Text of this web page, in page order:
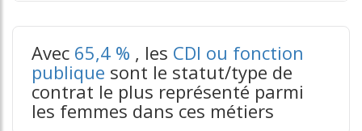
tableaux excel n°3
Avec 65,4 % , les CDI ou fonction
publique sont le statut/type de
contrat le plus représenté parmi
les femmes dans ces métiers